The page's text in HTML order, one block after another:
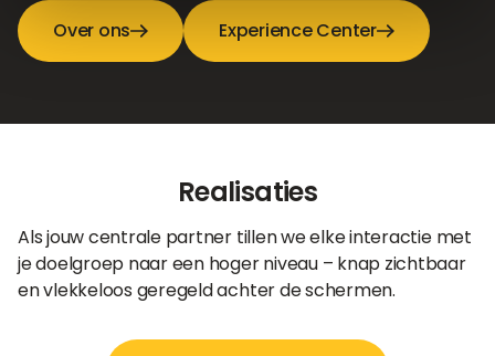
Over ons Experience Center
Realisaties
Als jouw centrale partner tillen we elke interactie met
je doelgroep naar een hoger niveau – knap zichtbaar
en vlekkeloos geregeld achter de schermen.